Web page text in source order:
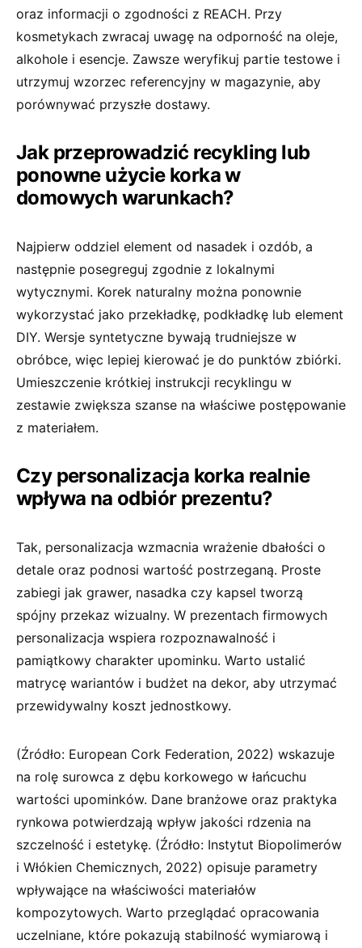
oraz informacji o zgodności z REACH. Przy
kosmetykach zwracaj uwagę na odporność na oleje,
alkohole i esencje. Zawsze weryfikuj partie testowe i
utrzymuj wzorzec referencyjny w magazynie, aby
porównywać przyszłe dostawy.
Jak przeprowadzić recykling lub
ponowne użycie korka w
domowych warunkach?
Najpierw oddziel element od nasadek i ozdób, a
następnie posegreguj zgodnie z lokalnymi
wytycznymi. Korek naturalny można ponownie
wykorzystać jako przekładkę, podkładkę lub element
DIY. Wersje syntetyczne bywają trudniejsze w
obróbce, więc lepiej kierować je do punktów zbiórki.
Umieszczenie krótkiej instrukcji recyklingu w
zestawie zwiększa szanse na właściwe postępowanie
z materiałem.
Czy personalizacja korka realnie
wpływa na odbiór prezentu?
Tak, personalizacja wzmacnia wrażenie dbałości o
detale oraz podnosi wartość postrzeganą. Proste
zabiegi jak grawer, nasadka czy kapsel tworzą
spójny przekaz wizualny. W prezentach firmowych
personalizacja wspiera rozpoznawalność i
pamiątkowy charakter upominku. Warto ustalić
matrycę wariantów i budżet na dekor, aby utrzymać
przewidywalny koszt jednostkowy.
(Źródło: European Cork Federation, 2022) wskazuje
na rolę surowca z dębu korkowego w łańcuchu
wartości upominków. Dane branżowe oraz praktyka
rynkowa potwierdzają wpływ jakości rdzenia na
szczelność i estetykę. (Źródło: Instytut Biopolimerów
i Włókien Chemicznych, 2022) opisuje parametry
wpływające na właściwości materiałów
kompozytowych. Warto przeglądać opracowania
uczelniane, które pokazują stabilność wymiarową i